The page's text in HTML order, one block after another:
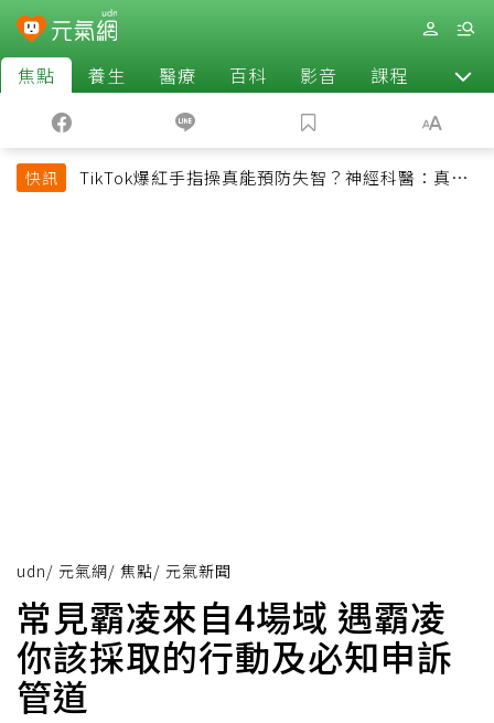
焦點 養生 醫療 百科 影音 課程 退休
快訊
TikTok爆紅手指操真能預防失智？神經科醫：真正
udn/ 元氣網/ 焦點/ 元氣新聞
常見霸凌來自4場域 遇霸凌
你該採取的行動及必知申訴
管道